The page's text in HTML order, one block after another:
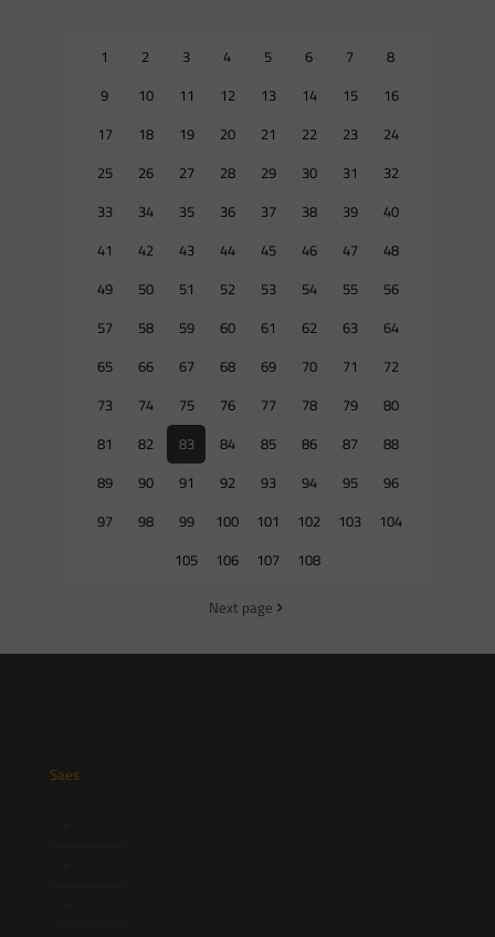
1 2 3 4 5 6 7
8
9
10 11 12 13 14 15
16
17
18 19 20 21 22 23
24
25
26 27 28 29 30 31
32
33
34 35 36 37 38 39
40
41
42 43 44 45 46 47
48
49
50 51 52 53 54 55
56
57
58 59 60 61 62 63
64
65
66 67 68 69 70 71
72
73
74 75 76 77 78 79
80
81
82 83 84 85 86 87
88
89
90 91 92 93 94 95
96
97
98 99 100 101 102 103
104
105
106 107 108
Next page
Saes